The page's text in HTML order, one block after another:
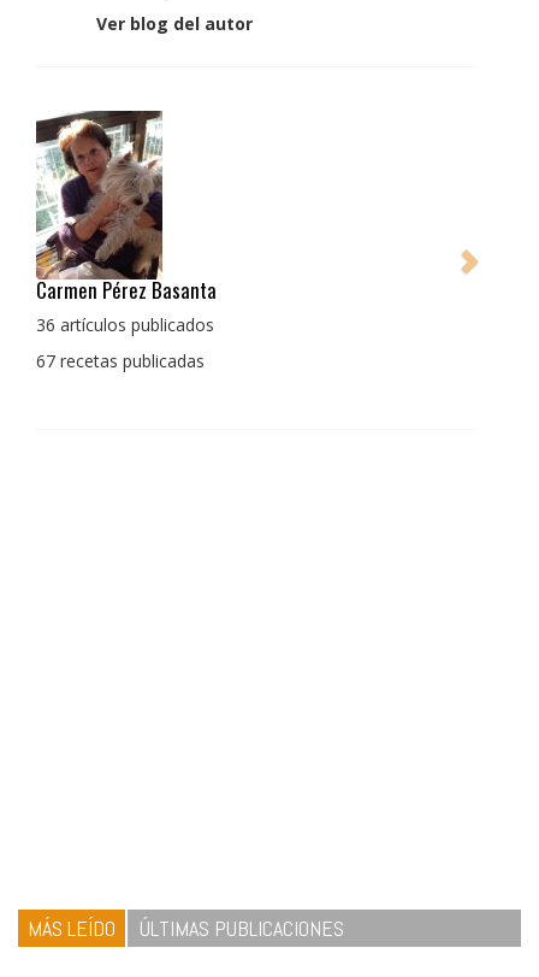
Ver blog del autor
Pedro Manuel Collado Cruz
La cocina para mi es producto bien tratado sin
con un toque diferente